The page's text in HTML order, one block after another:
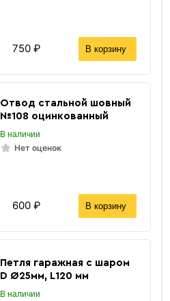
750 ₽ В корзину
Отвод стальной шовный
№108 оцинкованный
В наличии
Нет оценок
600 ₽ В корзину
Петля гаражная с шаром
D Ø25мм, L120 мм
В наличии